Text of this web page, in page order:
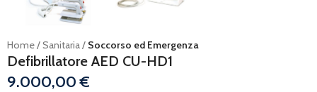
Home Sanitaria Soccorso ed Emergenza
Defibrillatore AED CU-HD1
9.000,00€